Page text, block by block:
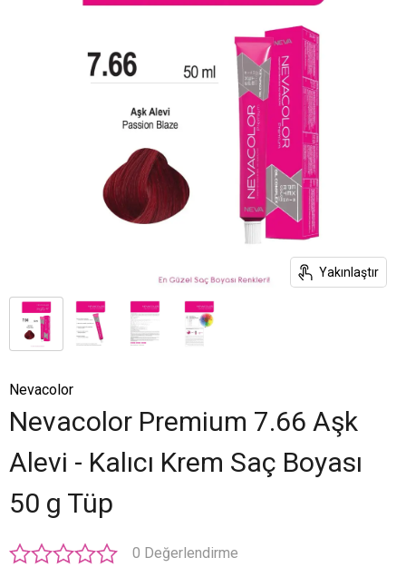
Yakınlaştır
Nevacolor
Nevacolor Premium 7.66 Aşk
Alevi - Kalıcı Krem Saç Boyası
50 g Tüp
0 Değerlendirme